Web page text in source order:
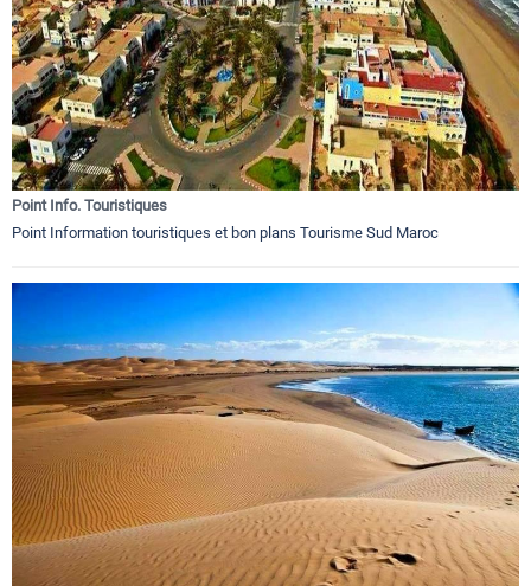
Point Info. Touristiques
Point Information touristiques et bon plans Tourisme Sud Maroc